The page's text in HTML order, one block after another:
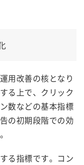
用改善の核となり
る上で、クリック
数などの基本指標
の初期段階での効
る指標です。コン